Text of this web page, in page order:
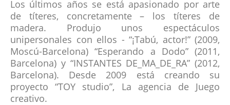
Los últimos años se está apasionado por arte
de títeres, concretamente – los títeres de
madera. Produjo unos espectáculos
unipersonales con ellos - “¡Tabú, actor!” (2009,
Moscú-Barcelona) “Esperando a Dodo” (2011,
Barcelona) y “INSTANTES DE_MA_DE_RA” (2012,
Barcelona). Desde 2009 está creando su
proyecto “TOY studio”, La agencia de Juego
creativo.